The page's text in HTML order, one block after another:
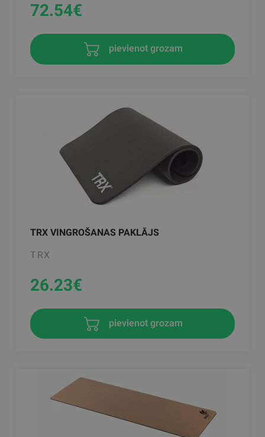
72.54€
pievienot grozam
TRX VINGROŠANAS PAKLĀJS
TRX
26.23€
pievienot grozam